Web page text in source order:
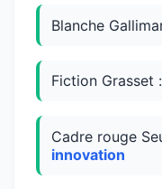
Blanche
Fiction Grasset :
Cadre rouge
innovation